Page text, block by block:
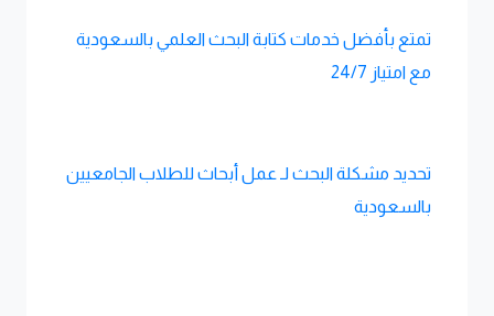
تمتع بأفضل خدمات كتابة البحث العلمي بالسعودية
مع امتياز 24/7
تحديد مشكلة البحث لـ عمل أبحاث للطلاب الجامعيين
بالسعودية